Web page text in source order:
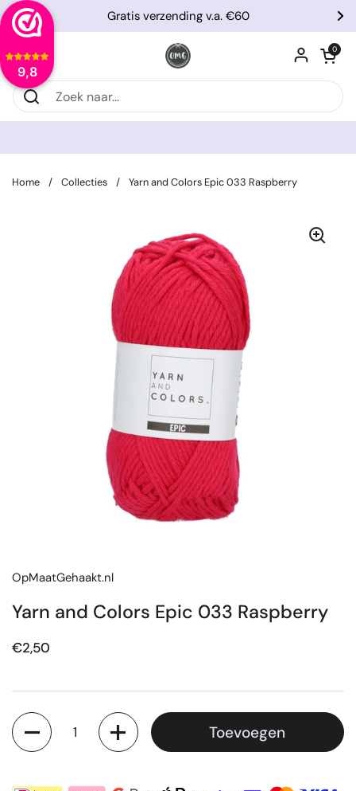
9,8
Ga naar content
Vorige
Gratis verzending v.a. €60
Menu openen
0
Home / Collecties / Yarn and Colors Epic 033 Raspberry
OpMaatGehaakt.nl
Yarn and Colors Epic 033 Raspberry
Prijs:
€2,50
Aantal
Toevoegen